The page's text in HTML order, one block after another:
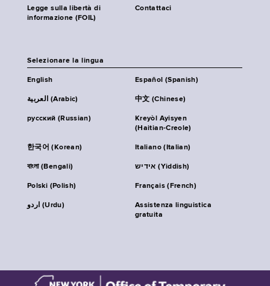
Legge sulla libertà di
informazione (FOIL)
Contattaci
Selezionare la lingua
English Español (Spanish)
العربية (Arabic) 中文 (Chinese)
русский (Russian)
Kreyòl Ayisyen
(Haitian-Creole)
한국어 (Korean) Italiano (Italian)
বাংলা (Bengali) אידיש (Yiddish)
Polski (Polish) Français (French)
اردو (Urdu)
Assistenza linguistica
gratuita